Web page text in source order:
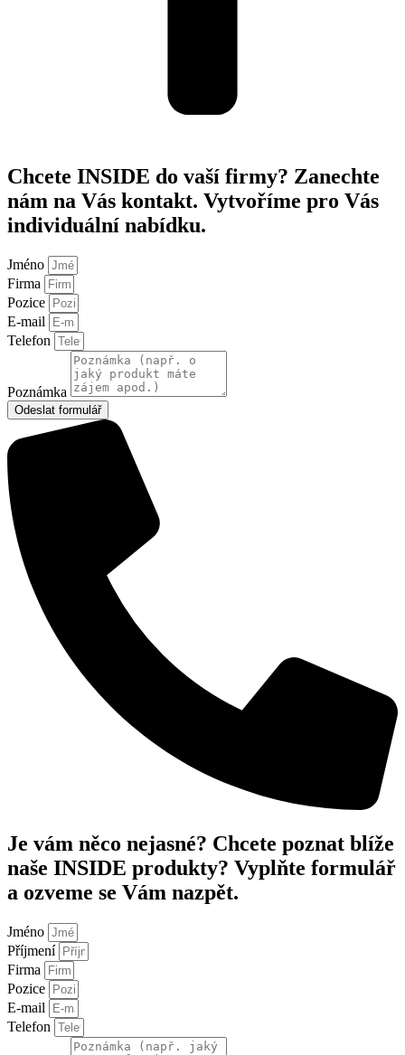
Chcete INSIDE do vaší firmy? Zanechte
nám na Vás kontakt. Vytvoříme pro Vás
individuální nabídku.
Jméno
Firma
Pozice
E-mail
Telefon
Poznámka
Odeslat formulář
Je vám něco nejasné? Chcete poznat blíže
naše INSIDE produkty? Vyplňte formulář
a ozveme se Vám nazpět.
Jméno
Příjmení
Firma
Pozice
E-mail
Telefon